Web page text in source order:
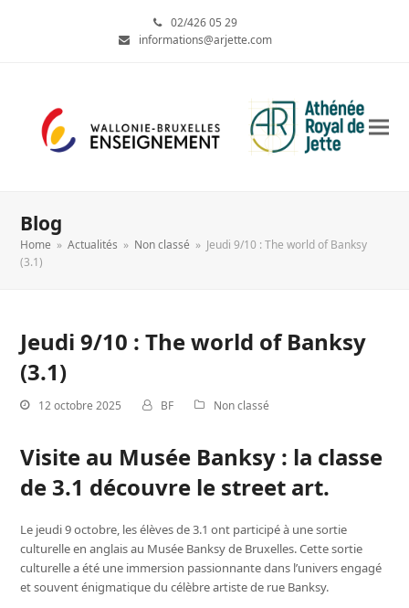
02/426 05 29
informations@arjette.com
Blog
Home » Actualités » Non classé » Jeudi 9/10 : The world of Banksy
(3.1)
Jeudi 9/10 : The world of Banksy
(3.1)
12 octobre 2025 BF Non classé
Visite au Musée Banksy : la classe
de 3.1 découvre le street art.
Le jeudi 9 octobre, les élèves de 3.1 ont participé à une sortie
culturelle en anglais au Musée Banksy de Bruxelles. Cette sortie
culturelle a été une immersion passionnante dans l’univers engagé
et souvent énigmatique du célèbre artiste de rue Banksy.